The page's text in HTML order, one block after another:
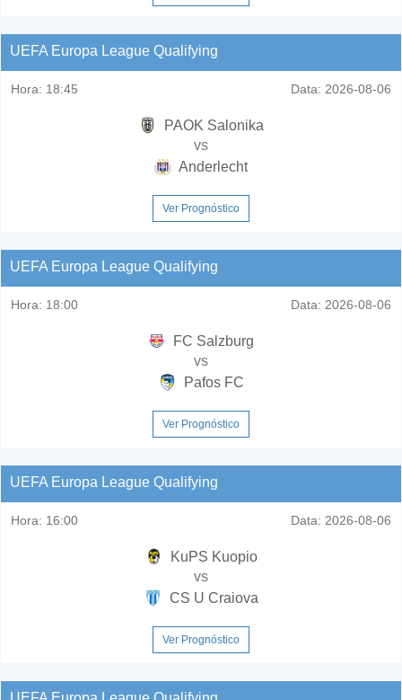
UEFA Europa League Qualifying
Hora: 18:45 Data: 2026-08-06
PAOK Salonika
vs
Anderlecht
Ver Prognóstico
UEFA Europa League Qualifying
Hora: 18:00 Data: 2026-08-06
FC Salzburg
vs
Pafos FC
Ver Prognóstico
UEFA Europa League Qualifying
Hora: 16:00 Data: 2026-08-06
KuPS Kuopio
vs
CS U Craiova
Ver Prognóstico